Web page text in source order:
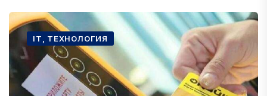
IT, ТЕХНОЛОГИЯ